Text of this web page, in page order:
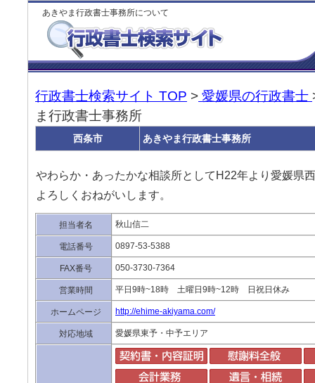
あきやま行政書士事務所について
行政書士検索サイト TOP > 愛媛県の行政書士
ま行政書士事務所
西条市 あきやま行政書士事務所
やわらか・あったかな相談所としてH22年より愛媛県
よろしくおねがいします。
担当者名 秋山信二
電話番号 0897-53-5388
FAX番号 050-3730-7364
営業時間 平日9時~18時 土曜日9時~12時 日祝日休み
ホームページ http://ehime-akiyama.com/
対応地域 愛媛県東予・中予エリア